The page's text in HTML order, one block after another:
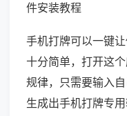
件安装教程
手机打牌可以一键
十分简单，打开这
规律，只需要输入
生成出手机打牌专